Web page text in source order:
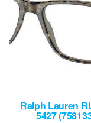
Ralph Lauren
5427